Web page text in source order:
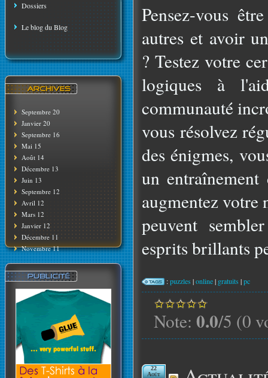
Dossiers
Le blog du Blog
Septembre 20
Janvier 20
Septembre 16
Mai 15
Août 14
Décembre 13
Juin 13
Septembre 12
Avril 12
Mars 12
Janvier 12
Décembre 11
Novembre 11
Pensez-vous
autres et avoir
? Testez votre
logiques à
communauté
vous résolvez
des énigmes,
un
augmentez votre
peuvent
esprits brillants
:puzzles |online| gratuits |pc
Note: 0.0/5 (0
22
Août